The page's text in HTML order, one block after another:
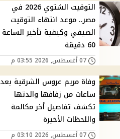
التوقيت الشتوي 2026 في
مصر.. موعد انتهاء التوقيت
الصيفي وكيفية تأخير الساعة
60 دقيقة
07 أغسطس, 2026 03:55 م
وفاة مريم عروس الشرقية بعد
ساعات من زفافها والدتها
تكشف تفاصيل أخر مكالمة
واللحظات الأخيرة
07 أغسطس, 2026 03:10 م